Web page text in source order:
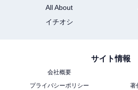
All About
イチオシ
サイト情報
会社概要
プライバシーポリシー
著